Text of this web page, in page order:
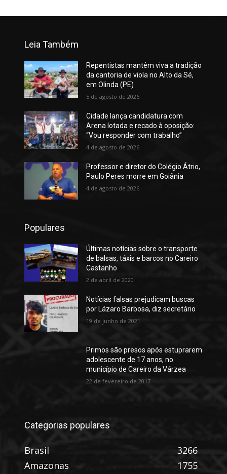
Leia Também
Repentistas mantêm viva a tradição
da cantoria de viola no Alto da Sé,
em Olinda (PE)
5 de agosto de 2026
Cidade lança candidatura com
Arena lotada e recado à oposição:
“Vou responder com trabalho”
4 de agosto de 2026
Professor e diretor do Colégio Átrio,
Paulo Peres morre em Goiânia
4 de agosto de 2026
Populares
Últimas notícias sobre o transporte
de balsas, táxis e barcos no Careiro
Castanho
2 de abril de 2020
Notícias falsas prejudicam buscas
por Lázaro Barbosa, diz secretário
19 de junho de 2021
Primos são presos após estuprarem
adolescente de 17 anos, no
município de Careiro da Várzea
22 de fevereiro de 2017
Categorias populares
Brasil
3266
Amazonas
1755